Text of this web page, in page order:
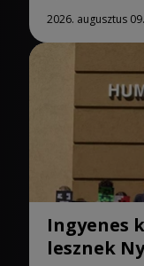
2026. augusztus 09.
Ingyenes
lesznek